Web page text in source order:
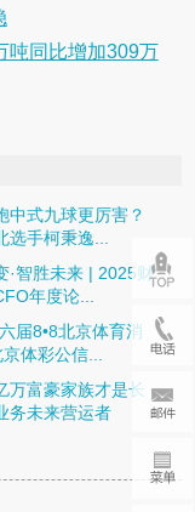
吨同比增加309万
中式九球更厉害？
选手柯秉逸...
·智胜未来 | 2025财
年度论...
届8•8北京体育消
体彩公信...
万富豪家族才是长
务未来营运者